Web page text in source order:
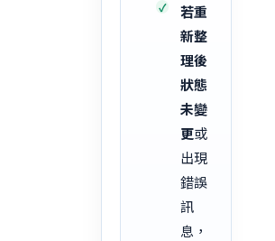
若重
新整
理後
狀態
未變
更或
出現
錯誤
訊
息，